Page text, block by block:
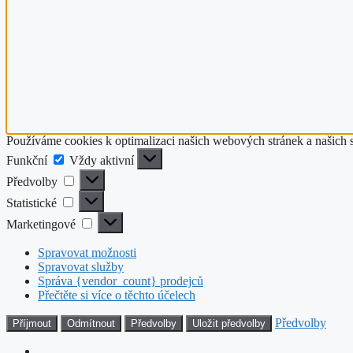
Používáme cookies k optimalizaci našich webových stránek a našich
Funkční
Funkční
Vždy aktivní
Předvolby
Předvolby
Statistické Statistické
Marketingové Marketingové
Spravovat možnosti
Spravovat služby
Správa {vendor_count} prodejců
Přečtěte si více o těchto účelech
Příjmout Odmítnout Předvolby Uložit předvolby Předvolby